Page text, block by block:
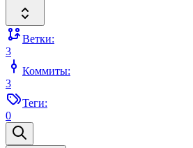
Ветки:
3
Коммиты:
3
Теги:
0